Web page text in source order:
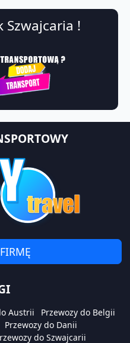
Szwajcaria !
Austrii
Przewozy do Belgii
Przewozy do Danii
do Szwajcarii